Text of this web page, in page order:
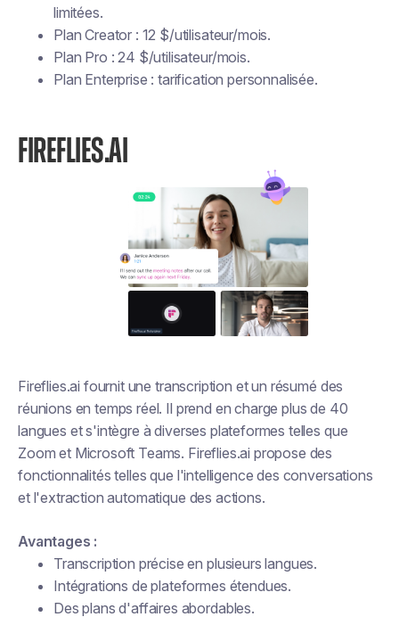
limitées.
Plan Creator : 12 $/utilisateur/mois.
Plan Pro : 24 $/utilisateur/mois.
Plan Enterprise : tarification personnalisée.
FIREFLIES.AI
Fireflies.ai fournit une transcription et un résumé des
réunions en temps réel. Il prend en charge plus de 40
langues et s'intègre à diverses plateformes telles que
Zoom et Microsoft Teams. Fireflies.ai propose des
fonctionnalités telles que l'intelligence des conversations
et l'extraction automatique des actions.
Avantages :
Transcription précise en plusieurs langues.
Intégrations de plateformes étendues.
Des plans d'affaires abordables.